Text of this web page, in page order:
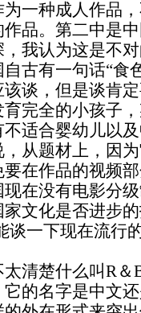
一种成人作品
品。第二中是
我认为这是不
有一句话“食
谈，但是谈肯
完全的小孩子
适合婴幼儿以
从题材上，因
在作品的视频
在没有电影分
文化是否进步
一下现在流行的
楚什么叫R＆
它的名字是中文